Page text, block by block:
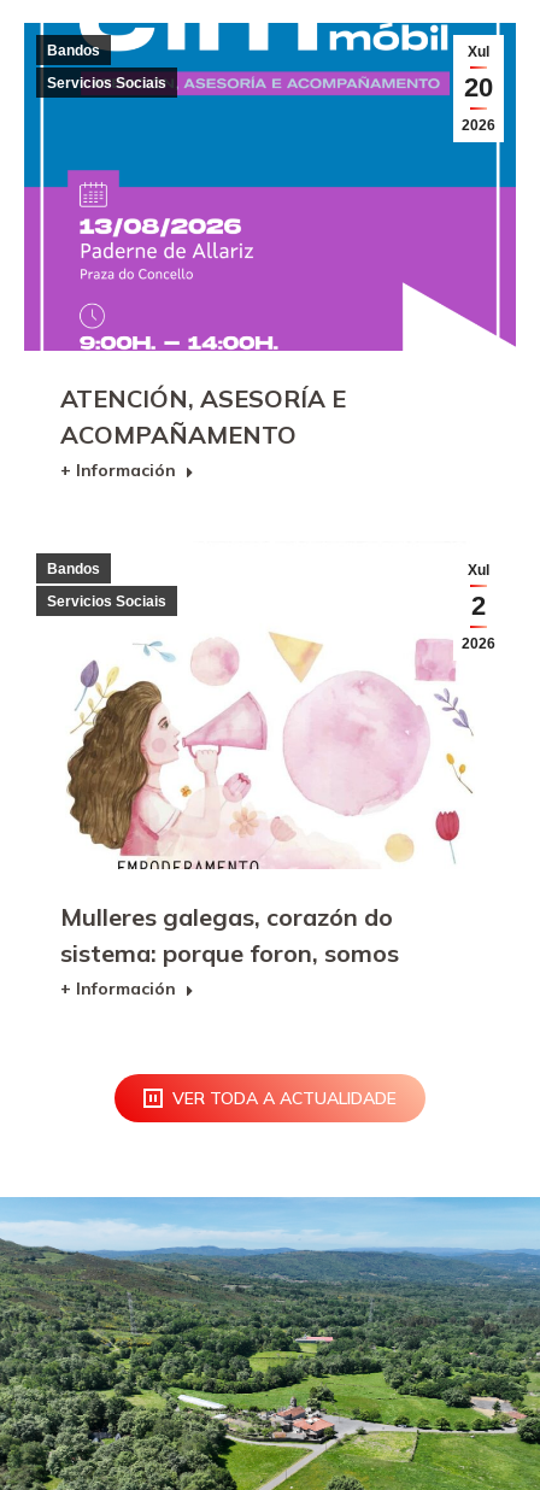
Xul
20
2026
Bandos
Servicios Sociais
ATENCIÓN, ASESORÍA E
ACOMPAÑAMENTO
+ Información
Xul
2
2026
Bandos
Servicios Sociais
Mulleres galegas, corazón do
sistema: porque foron, somos
+ Información
VER TODA A ACTUALIDADE